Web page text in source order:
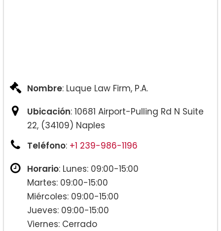
Nombre: Luque Law Firm, P.A.
Ubicación: 10681 Airport-Pulling Rd N Suite
22, (34109) Naples
Teléfono: +1 239-986-1196
Horario: Lunes: 09:00-15:00
Martes: 09:00-15:00
Miércoles: 09:00-15:00
Jueves: 09:00-15:00
Viernes: Cerrado